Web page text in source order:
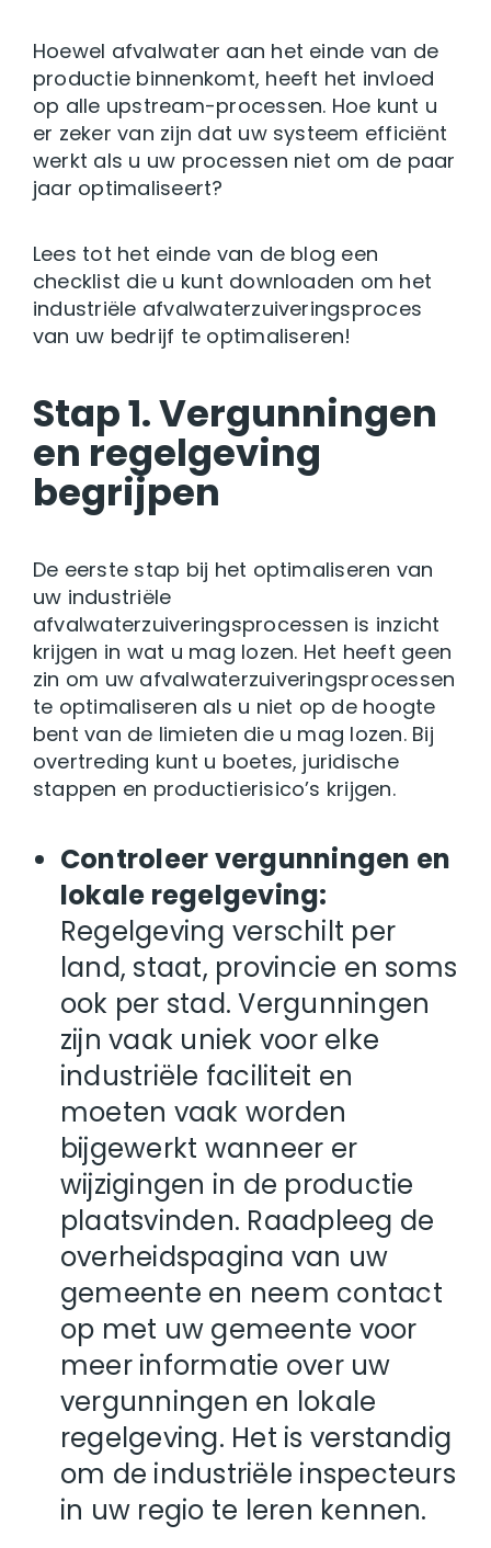
Hoewel afvalwater aan het einde van de
productie binnenkomt, heeft het invloed
op alle upstream-processen. Hoe kunt u
er zeker van zijn dat uw systeem efficiënt
werkt als u uw processen niet om de paar
jaar optimaliseert?
Lees tot het einde van de blog een
checklist die u kunt downloaden om het
industriële afvalwaterzuiveringsproces
van uw bedrijf te optimaliseren!
Stap 1. Vergunningen
en regelgeving
begrijpen
De eerste stap bij het optimaliseren van
uw industriële
afvalwaterzuiveringsprocessen is inzicht
krijgen in wat u mag lozen. Het heeft geen
zin om uw afvalwaterzuiveringsprocessen
te optimaliseren als u niet op de hoogte
bent van de limieten die u mag lozen. Bij
overtreding kunt u boetes, juridische
stappen en productierisico’s krijgen.
Controleer vergunningen en
lokale regelgeving:
Regelgeving verschilt per
land, staat, provincie en soms
ook per stad. Vergunningen
zijn vaak uniek voor elke
industriële faciliteit en
moeten vaak worden
bijgewerkt wanneer er
wijzigingen in de productie
plaatsvinden. Raadpleeg de
overheidspagina van uw
gemeente en neem contact
op met uw gemeente voor
meer informatie over uw
vergunningen en lokale
regelgeving. Het is verstandig
om de industriële inspecteurs
in uw regio te leren kennen.